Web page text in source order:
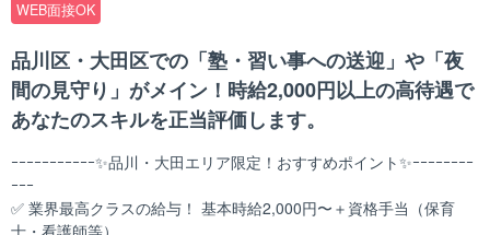
WEB面接OK
品川区・大田区での「塾・習い事への送迎」や「夜
間の見守り」がメイン！時給2,000円以上の高待遇で
あなたのスキルを正当評価します。
ｰｰｰｰｰｰｰｰｰｰｰ✨品川・大田エリア限定！おすすめポイント✨ｰｰｰｰｰｰｰｰ
ｰｰｰ
✅ 業界最高クラスの給与！ 基本時給2,000円〜＋資格手当（保育